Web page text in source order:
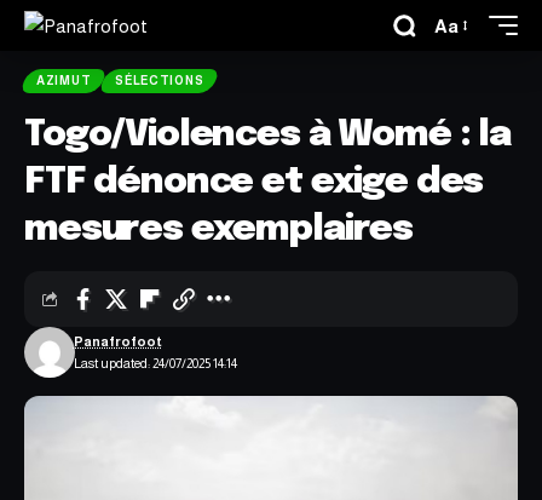
Aa
AZIMUT SÉLECTIONS
Togo/Violences à Womé : la
FTF dénonce et exige des
mesures exemplaires
Last updated: 24/07/2025 14:14
Panafrofoot